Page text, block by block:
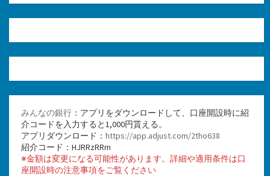
みんなの銀行 ：アプリをダウンロードして、口座開設時に紹
介コードを入力すると1,000円貰える。
アプリダウンロード： https://app.adjust.com/2tho638
紹介コード：HJRRzRRm
※金額は変更になる可能性があります。詳細や適用条件は口
座開設時の注意事項をご覧ください